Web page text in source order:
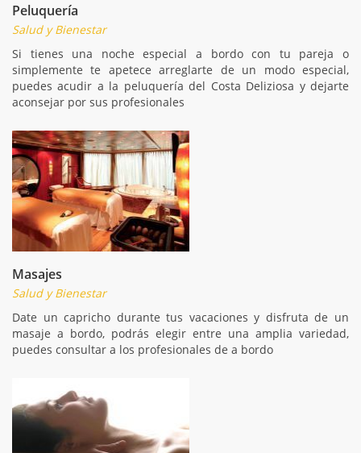
Peluquería
Salud y Bienestar
Si tienes una noche especial a bordo con tu pareja o
simplemente te apetece arreglarte de un modo especial,
puedes acudir a la peluquería del Costa Deliziosa y dejarte
aconsejar por sus profesionales
Masajes
Salud y Bienestar
Date un capricho durante tus vacaciones y disfruta de un
masaje a bordo, podrás elegir entre una amplia variedad,
puedes consultar a los profesionales de a bordo